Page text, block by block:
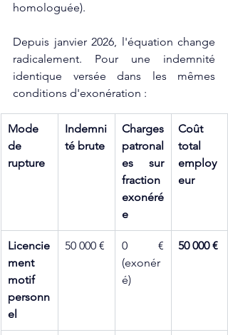
homologuée).
Depuis janvier 2026, l'équation change
radicalement. Pour une indemnité
identique versée dans les mêmes
conditions d'exonération :
Mode
de
rupture
Indemni
té brute
Charges
patronal
es sur
fraction
exonéré
e
Coût
total
employ
eur
Licencie
ment
motif
personn
el
50 000 €
0 €
(exonér
é)
50 000 €